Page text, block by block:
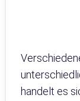
handelt es